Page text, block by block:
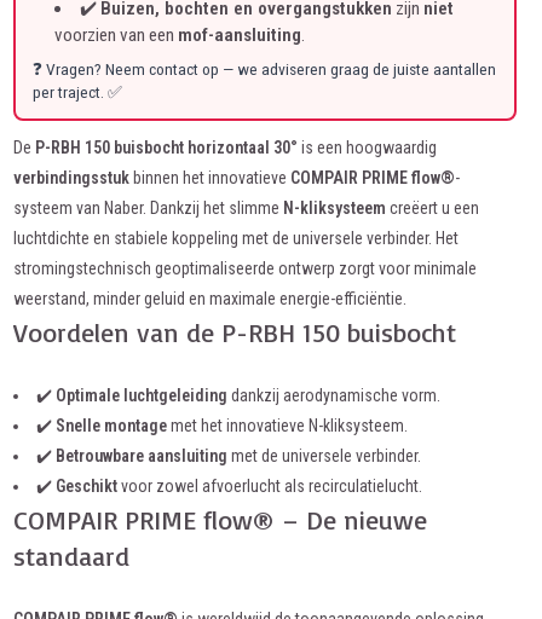
✔️ Buizen, bochten en overgangstukken zijn niet
voorzien van een mof-aansluiting.
❓ Vragen? Neem contact op — we adviseren graag de juiste aantallen
per traject. ✅
De P-RBH 150 buisbocht horizontaal 30° is een hoogwaardig
verbindingsstuk binnen het innovatieve COMPAIR PRIME flow®-
systeem van Naber. Dankzij het slimme N-kliksysteem creëert u een
luchtdichte en stabiele koppeling met de universele verbinder. Het
stromingstechnisch geoptimaliseerde ontwerp zorgt voor minimale
weerstand, minder geluid en maximale energie-efficiëntie.
Voordelen van de P-RBH 150 buisbocht
✔️ Optimale luchtgeleiding dankzij aerodynamische vorm.
✔️ Snelle montagemet het innovatieve N-kliksysteem.
✔️ Betrouwbare aansluiting met de universele verbinder.
✔️ Geschiktvoor zowel afvoerlucht als recirculatielucht.
COMPAIR PRIME flow® – De nieuwe
standaard